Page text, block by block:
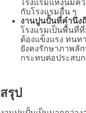
โรงแรมแห่งนี้มีค
กับโรงแรมอื่น ๆ
งานปูนปั้นที่คำนึง
โรงแรมเป็นพื้นที่
ต้องแข็งแรง ทนท
ยังคงรักษาภาพลั
กระทบต่อประสบ
สรุป